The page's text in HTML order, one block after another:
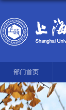
部门首页